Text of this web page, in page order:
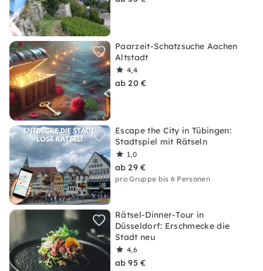
Paarzeit-Schatzsuche Aachen
Altstadt
4,4
ab 20 €
Escape the City in Tübingen:
Stadtspiel mit Rätseln
1,0
ab 29 €
pro Gruppe bis 6 Personen
Rätsel-Dinner-Tour in
Düsseldorf: Erschmecke die
Stadt neu
4,6
ab 95 €